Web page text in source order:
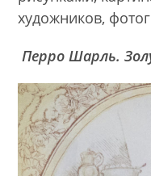
художников,
Перро Шарль.